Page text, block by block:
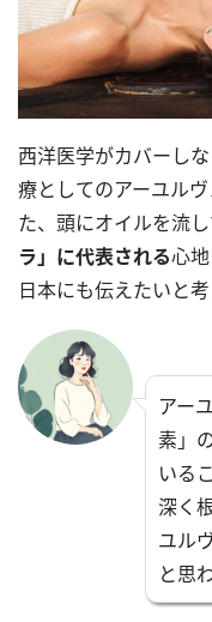
西洋医学がカバーし
療としてのアーユル
た、頭にオイルを流
ラ」に代表される心
日本にも伝えたいと
アー
素」
いる
深く
ユル
と思